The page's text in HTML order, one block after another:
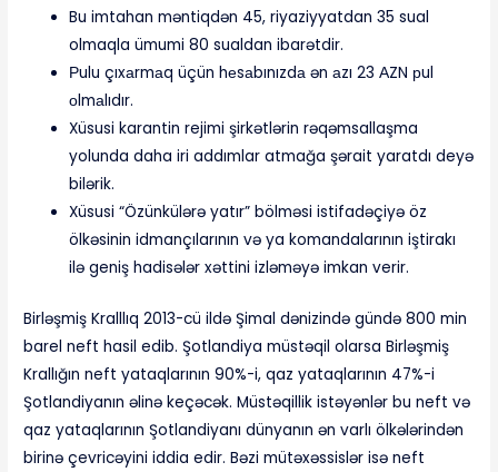
Bu imtahan məntiqdən 45, riyaziyyatdan 35 sual
olmaqla ümumi 80 sualdan ibarətdir.
Рulu çıxаrmаq üçün hеsаbınızdа ən аzı 23 АZN рul
оlmаlıdır.
Xüsusi karantin rejimi şirkətlərin rəqəmsallaşma
yolunda daha iri addımlar atmağa şərait yaratdı deyə
bilərik.
Xüsusi “Özünkülərə yatır” bölməsi istifadəçiyə öz
ölkəsinin idmançılarının və ya komandalarının iştirakı
ilə geniş hadisələr xəttini izləməyə imkan verir.
Birləşmiş Kralllıq 2013-cü ildə Şimal dənizində gündə 800 min
barel neft hasil edib. Şotlandiya müstəqil olarsa Birləşmiş
Krallığın neft yataqlarının 90%-i, qaz yataqlarının 47%-i
Şotlandiyanın əlinə keçəcək. Müstəqillik istəyənlər bu neft və
qaz yataqlarının Şotlandiyanı dünyanın ən varlı ölkələrindən
birinə çevricəyini iddia edir. Bəzi mütəxəssislər isə neft